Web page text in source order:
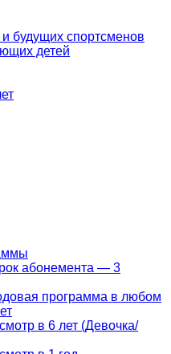
будущих спортсменов
детей
абонемента — 3
программа в любом
в 6 лет (Девочка/